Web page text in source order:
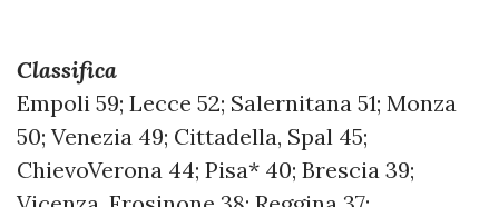
Classifica
Empoli 59; Lecce 52; Salernitana 51; Monza
50; Venezia 49; Cittadella, Spal 45;
ChievoVerona 44; Pisa* 40; Brescia 39;